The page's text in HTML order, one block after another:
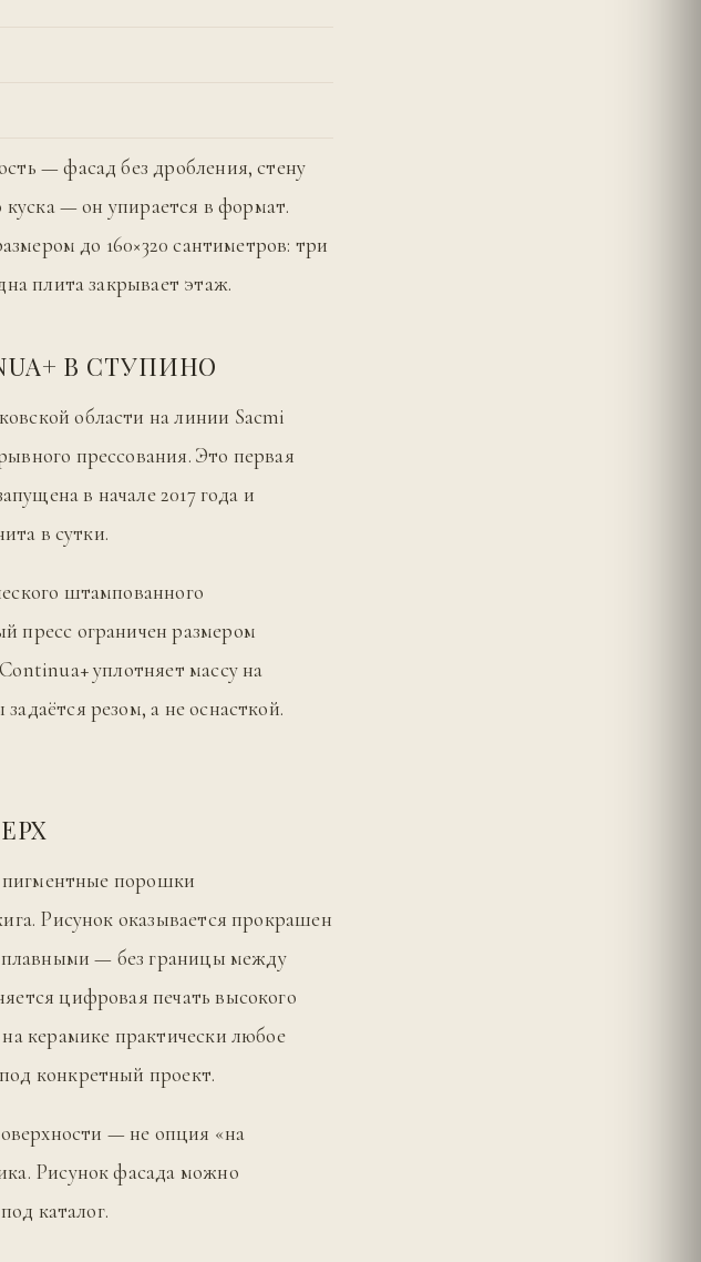
— фасад без дробления, стену
куска — он упирается в формат.
до 160×320 сантиметров: три
плита закрывает этаж.
В СТУПИНО
области на линии Sacmi
прессования. Это первая
в начале 2017 года и
в сутки.
штампованного
пресс ограничен размером
уплотняет массу на
резом, а не оснасткой.
пигментные порошки
Рисунок оказывается прокрашен
плавными — без границы между
цифровая печать высокого
керамике практически любое
конкретный проект.
— не опция «на
Рисунок фасада можно
каталог.